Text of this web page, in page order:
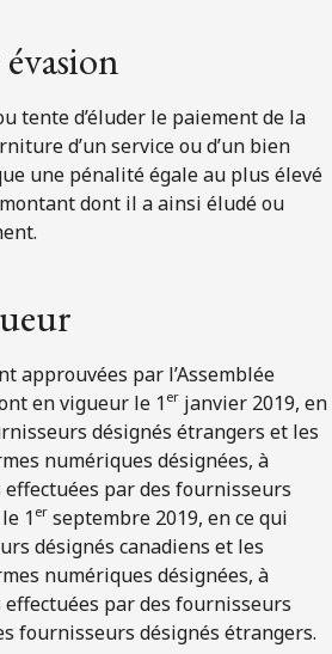
tente d’éluder le paiement de la
d’un service ou d’un bien
une pénalité égale au plus élevé
dont il a ainsi éludé ou
approuvées par l’Assemblée
en vigueur le 1 er janvier 2019, en
désignés étrangers et les
numériques désignées, à
effectuées par des fournisseurs
1 er septembre 2019, en ce qui
désignés canadiens et les
numériques désignées, à
effectuées par des fournisseurs
fournisseurs désignés étrangers.